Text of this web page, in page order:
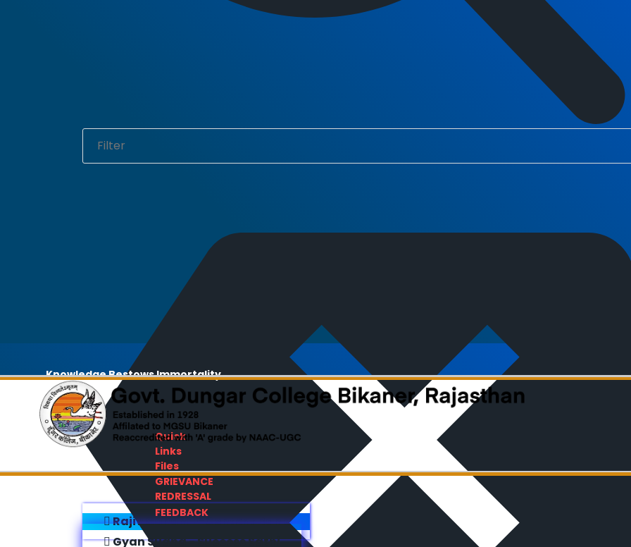
Knowledge Bestows Immortality
Quick
Links
Files
GRIEVANCE
REDRESSAL
FEEDBACK
Rajiv Gandhi E-Content Bank
Gyan Sudha - Success Sathi